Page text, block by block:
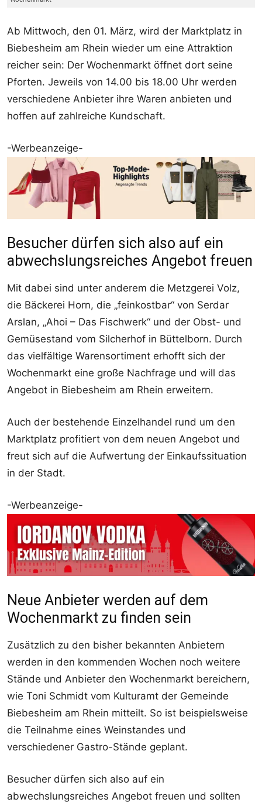
Ab Mittwoch, den 01. März, wird der Marktplatz in
Biebesheim am Rhein wieder um eine Attraktion
reicher sein: Der Wochenmarkt öffnet dort seine
Pforten. Jeweils von 14.00 bis 18.00 Uhr werden
verschiedene Anbieter ihre Waren anbieten und
hoffen auf zahlreiche Kundschaft.
-Werbeanzeige-
Besucher dürfen sich also auf ein
abwechslungsreiches Angebot freuen
Mit dabei sind unter anderem die Metzgerei Volz,
die Bäckerei Horn, die „feinkostbar“ von Serdar
Arslan, „Ahoi – Das Fischwerk“ und der Obst- und
Gemüsestand vom Silcherhof in Büttelborn. Durch
das vielfältige Warensortiment erhofft sich der
Wochenmarkt eine große Nachfrage und will das
Angebot in Biebesheim am Rhein erweitern.
Auch der bestehende Einzelhandel rund um den
Marktplatz profitiert von dem neuen Angebot und
freut sich auf die Aufwertung der Einkaufssituation
in der Stadt.
-Werbeanzeige-
Neue Anbieter werden auf dem
Wochenmarkt zu finden sein
Zusätzlich zu den bisher bekannten Anbietern
werden in den kommenden Wochen noch weitere
Stände und Anbieter den Wochenmarkt bereichern,
wie Toni Schmidt vom Kulturamt der Gemeinde
Biebesheim am Rhein mitteilt. So ist beispielsweise
die Teilnahme eines Weinstandes und
verschiedener Gastro-Stände geplant.
Besucher dürfen sich also auf ein
abwechslungsreiches Angebot freuen und sollten